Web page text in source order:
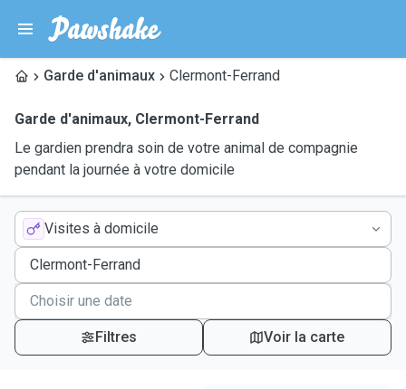
Garde d'animaux Clermont-Ferrand
Garde d'animaux, Clermont-Ferrand
Le gardien prendra soin de votre animal de compagnie
pendant la journée à votre domicile
Visites à domicile
Filtres Voir la carte